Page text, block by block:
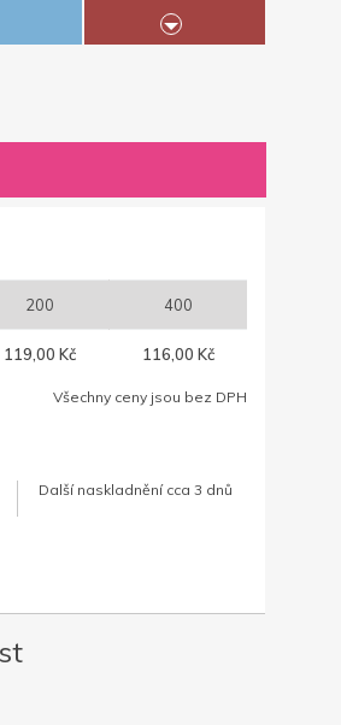
200 400
119,00 Kč 116,00 Kč
Všechny ceny jsou bez DPH
Další naskladnění cca 3 dnů